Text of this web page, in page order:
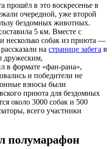
прошёл в это воскресенье в
очередной, уже второй
бездомных животных.
5 км. Вместе с
несколько собак из приюта —
на странице забега в
дружеским,
в формате «фан-рана»,
и победители не
взносы были
приюта для бездомных
около 3000 собак и 500
всего участники
полумарафон